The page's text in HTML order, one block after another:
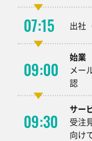
07:15 出社
09:00
始業
メー
認
09:30
サー
受注
向け